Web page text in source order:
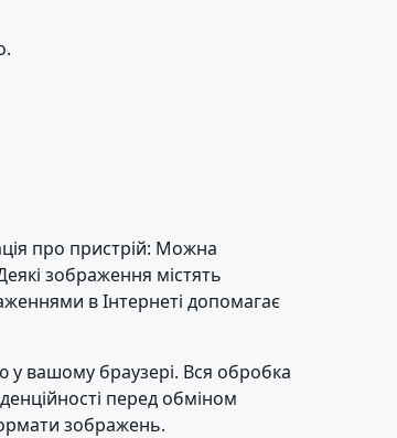
про пристрій: Можна
зображення містять
в Інтернеті допомагає
вашому браузері. Вся обробка
перед обміном
зображень.